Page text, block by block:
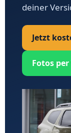
deiner
Jetzt
Fotos